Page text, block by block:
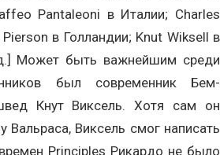
Pantaleoni в Италии; Charles
в Голландии; Knut Wiksell в
Может быть важнейшим среди
был современник Бем-
Кнут Виксель. Хотя сам он
Вальраса, Виксель смог написать
Principles Рикардо не было